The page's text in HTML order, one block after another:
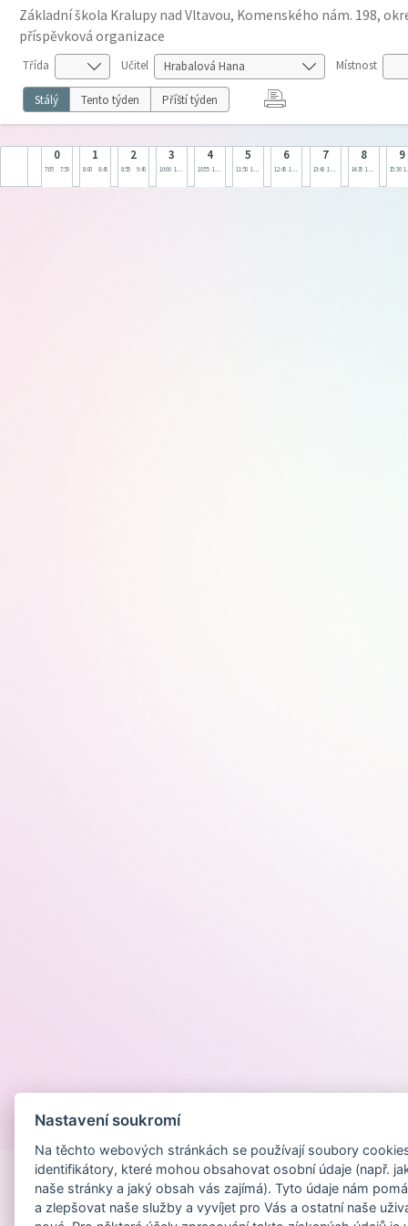
Základní škola Kralupy nad Vltavou, Komenského nám. 198,
příspěvková organizace
Třída Učitel Místnost
Stálý Tento týden Příští týden
0
7:05 7:50
1
8:00 8:45
2
8:55 9:40
3
10:00 10:45
4
10:55 11:40
5
11:50 12:35
6
12:45 13:30
7
13:40 14:25
8
14:35 15:20
9
15:30
Nastavení soukromí
Na těchto webových stránkách se používají soubory
identifikátory, které mohou obsahovat osobní údaje (např.
naše stránky a jaký obsah vás zajímá). Tyto údaje nám
a zlepšovat naše služby a vyvíjet pro Vás a ostatní naše